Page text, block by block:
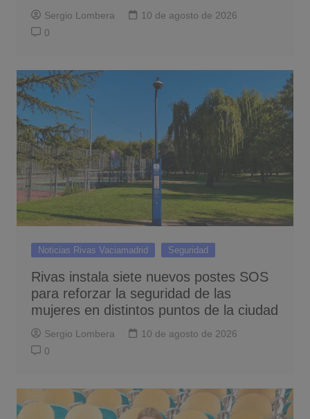
Sergio Lombera
10 de agosto de 2026
0
Noticias Rivas Vaciamadrid Seguridad
Rivas instala siete nuevos postes SOS
para reforzar la seguridad de las
mujeres en distintos puntos de la ciudad
Sergio Lombera
10 de agosto de 2026
0